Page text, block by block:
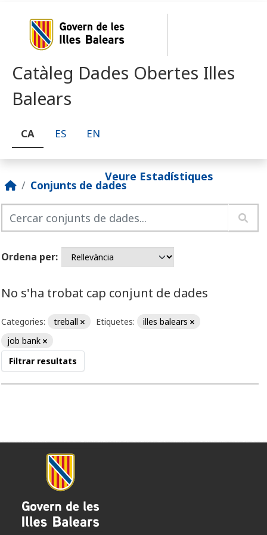
Catàleg Dades Obertes Illes
Balears
CA ES EN
Veure Estadístiques
Conjunts de dades
Ordena per
No s'ha trobat cap conjunt de dades
Categories: treball Etiquetes:
illes balears
job bank
Filtrar resultats